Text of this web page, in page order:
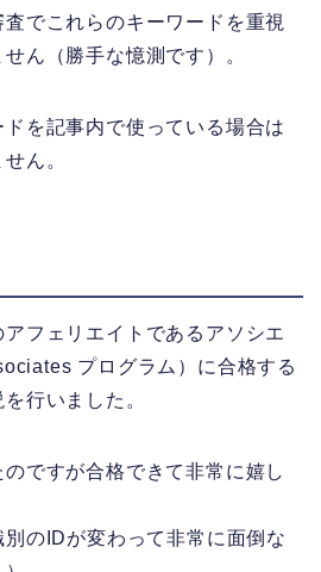
でこれらのキーワードを重視
ん（勝手な憶測です）。
を記事内で使っている場合は
ん。
アフェリエイトであるアソシエ
プログラム）に合格する
行いました。
ですが合格できて非常に嬉し
別のIDが変わって非常に面倒な